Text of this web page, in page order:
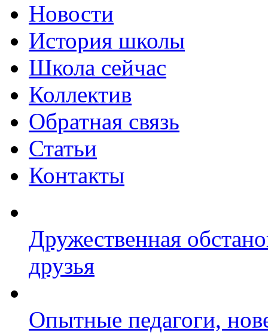
Новости
История школы
Школа сейчас
Коллектив
Обратная связь
Статьи
Контакты
Дружественная
друзья
Опытные педагоги,